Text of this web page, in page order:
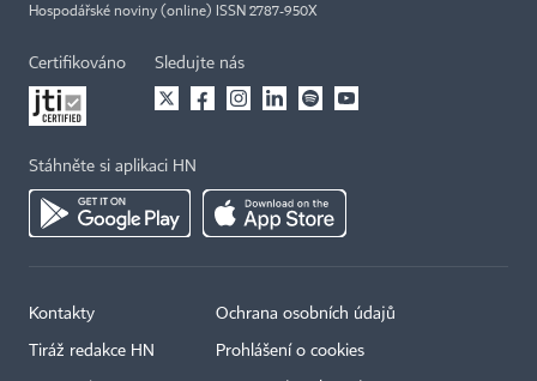
Hospodářské noviny (online) ISSN 2787-950X
Certifikováno Sledujte nás
Stáhněte si aplikaci HN
Kontakty
Tiráž redakce HN
Ochrana osobních údajů
Prohlášení o cookies